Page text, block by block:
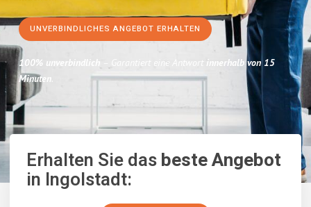
UNVERBINDLICHES ANGEBOT ERHALTEN
100% unverbindlich – Garantiert eine Antwort innerhalb von 15
Minuten.
Erhalten Sie dasbeste Angebot
in Ingolstadt: